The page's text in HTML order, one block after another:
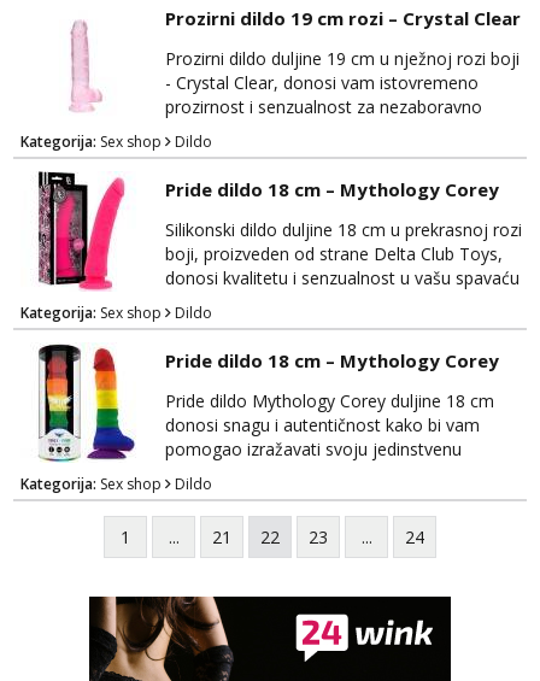
autentičnim dizajnom. Izrađen je od
visokokvalitetnog, tijelu prijateljskog
materijala koji je nježan na dodir i siguran za
tijelo, osiguravajući udobnost tijekom
korištenja. Njegov...
Prozirni dildo 19 cm rozi – Crystal Clear
Prozirni dildo duljine 19 cm u nježnoj rozi boji
- Crystal Clear, donosi vam istovremeno
prozirnost i senzualnost za nezaboravno
zadovoljstvo. Ovaj izuzetno elegantan dildo
će ispuniti vaše želje s vrhunskim materijalima
i privlačnim dizajnom. Izrađen je od
visokokvalitetnog, prozirnog materijala koji je
siguran za tijelo i nježan na dodir, pružajući
vam maksimalnu udobnost tijekom upotrebe.
Cr...
Kategorija: Sex shop Dildo
Pride dildo 18 cm – Mythology Corey
Silikonski dildo duljine 18 cm u prekrasnoj rozi
boji, proizveden od strane Delta Club Toys,
donosi kvalitetu i senzualnost u vašu spavaću
sobu. Ovaj elegantni dildo će vas zadovoljiti
svojim vrhunskim materijalima i realističnim
dizajnom. Izrađen je od visokokvalitetnog,
tijelu prijateljskog silikona koji je nježan na
dodir i siguran za tijelo, osiguravajući
udobnost tijekom korištenja. Njegov...
Kategorija: Sex shop Dildo
Pride dildo 18 cm – Mythology Corey
Pride dildo Mythology Corey duljine 18 cm
donosi snagu i autentičnost kako bi vam
pomogao izražavati svoju jedinstvenu
seksualnost i ponos. Ovaj visokokvalitetni
dildo ne samo da zadovoljava vaše tjelesne
potrebe, već također slavi vašu individualnost
i seksualni identitet. Mythology Corey je
materijala koji pruža nevjerojatno realistično
iskustvo. Nje...
Kategorija: Sex shop Dildo
1 ... 21 22 23 ... 24